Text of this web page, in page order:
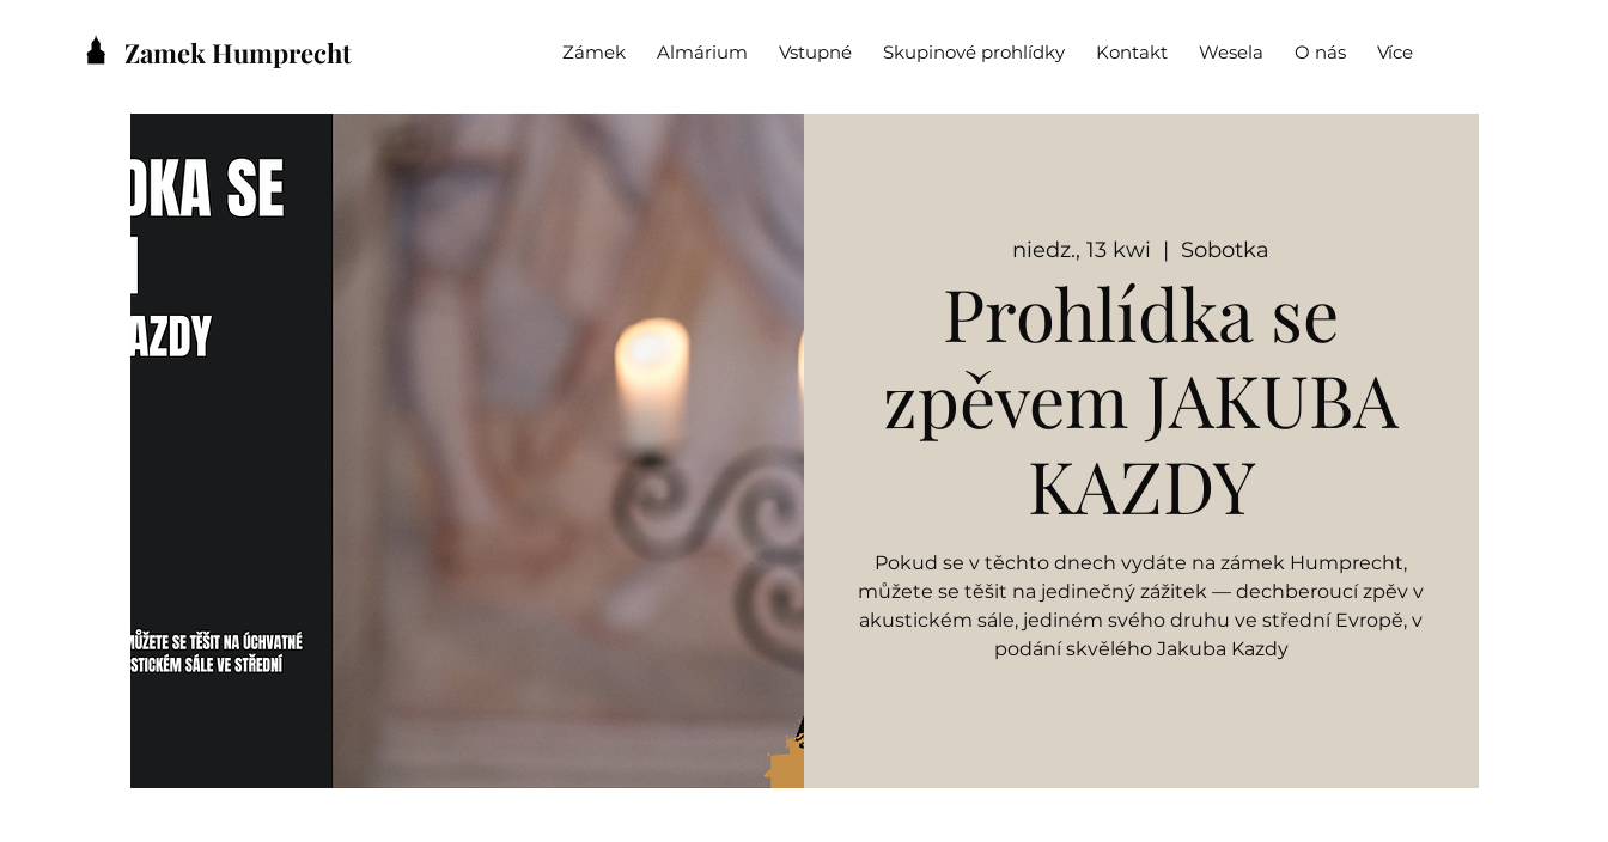
Zamek Humprecht Zámek Almárium Vstupné Skupinové prohlídky Kontakt Wesela O nás Více
niedz., 13 kwi
  |
Sobotka
Prohlídka se
zpěvem JAKUBA
KAZDY
Pokud se v těchto dnech vydáte na zámek Humprecht,
můžete se těšit na jedinečný zážitek — dechberoucí zpěv v
akustickém sále, jediném svého druhu ve střední Evropě, v
podání skvělého Jakuba Kazdy